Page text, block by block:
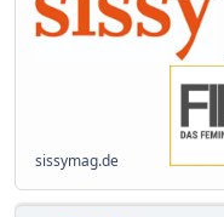
sissymag.de